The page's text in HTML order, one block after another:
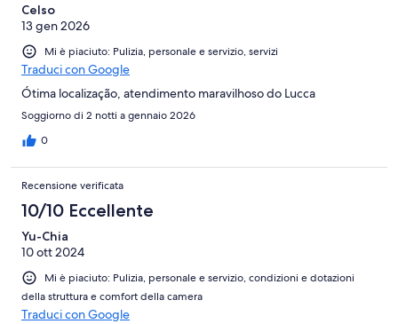
Celso
13 gen 2026
Mi è piaciuto: Pulizia, personale e servizio, servizi
Traduci con Google
Ótima localização, atendimento maravilhoso do Lucca
Soggiorno di 2 notti a gennaio 2026
0
Recensione verificata
10/10 Eccellente
Yu-Chia
10 ott 2024
Mi è piaciuto: Pulizia, personale e servizio, condizioni e dotazioni
della struttura e comfort della camera
Traduci con Google